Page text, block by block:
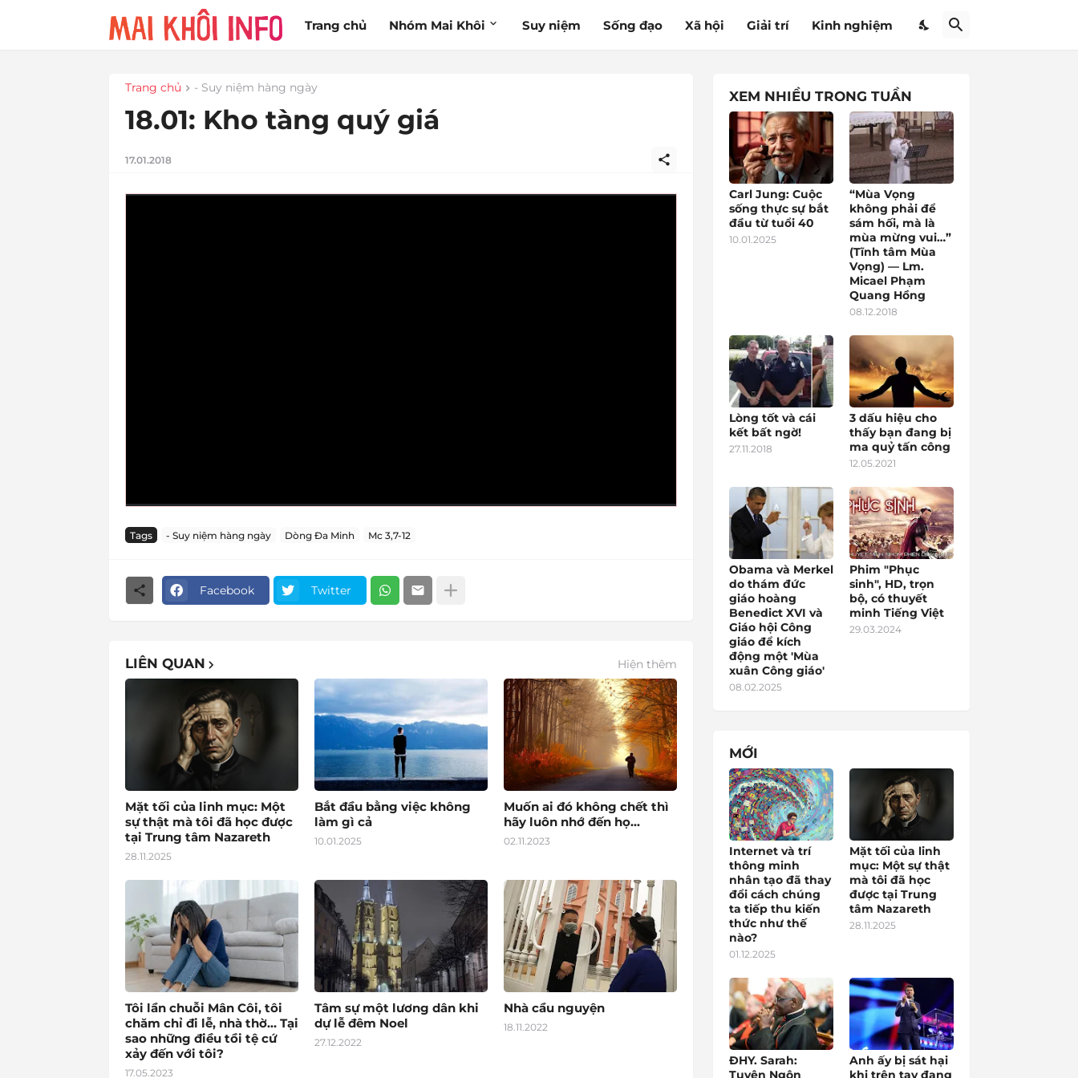
Trang chủ Nhóm Mai Khôi Suy niệm Sống đạo Xã hội Giải trí Kinh nghiệm
Trang chủ - Suy niệm hàng ngày
18.01: Kho tàng quý giá
17.01.2018
Tags - Suy niệm hàng ngày Dòng Đa Minh Mc 3,7-12
Facebook Twitter
LIÊN QUAN Hiện thêm
Mặt tối của linh mục: Một
sự thật mà tôi đã học được
tại Trung tâm Nazareth
28.11.2025
Bắt đầu bằng việc không
làm gì cả
10.01.2025
Muốn ai đó không chết thì
hãy luôn nhớ đến họ...
02.11.2023
Tôi lần chuỗi Mân Côi, tôi
chăm chỉ đi lễ, nhà thờ… Tại
sao những điều tồi tệ cứ
xảy đến với tôi?
17.05.2023
Tâm sự một lương dân khi
dự lễ đêm Noel
27.12.2022
Nhà cầu nguyện
18.11.2022
XEM NHIỀU TRONG TUẦN
Carl Jung: Cuộc
sống thực sự bắt
đầu từ tuổi 40
10.01.2025
“Mùa Vọng
không phải để
sám hối, mà là
mùa mừng vui…”
(Tĩnh tâm Mùa
Vọng) — Lm.
Micael Phạm
Quang Hồng
08.12.2018
Lòng tốt và cái
kết bất ngờ!
27.11.2018
3 dấu hiệu cho
thấy bạn đang bị
ma quỷ tấn công
12.05.2021
Obama và Merkel
do thám đức
giáo hoàng
Benedict XVI và
Giáo hội Công
giáo để kích
động một 'Mùa
xuân Công giáo'
08.02.2025
Phim "Phục
sinh", HD, trọn
bộ, có thuyết
minh Tiếng Việt
29.03.2024
MỚI
Internet và trí
thông minh
nhân tạo đã thay
đổi cách chúng
ta tiếp thu kiến
thức như thế
nào?
01.12.2025
Mặt tối của linh
mục: Một sự thật
mà tôi đã học
được tại Trung
tâm Nazareth
28.11.2025
ĐHY. Sarah:
Tuyên Ngôn
Anh ấy bị sát hại
khi trên tay đang